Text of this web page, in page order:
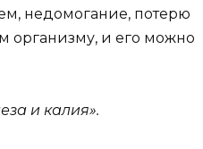
недомогание, потерю
организму, и его можно
и калия».